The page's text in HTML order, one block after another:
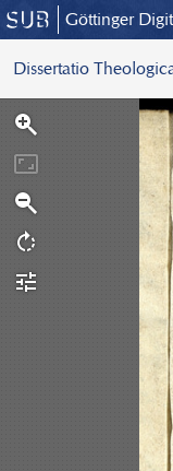
Göttinger
Dissertatio